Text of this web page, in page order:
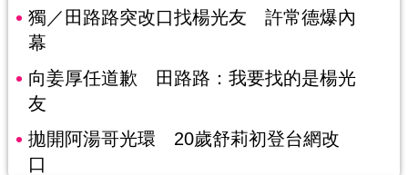
獨／田路路突改口找楊光友 許常德爆內
幕
向姜厚任道歉 田路路：我要找的是楊光
友
拋開阿湯哥光環 20歲舒莉初登台網改
口